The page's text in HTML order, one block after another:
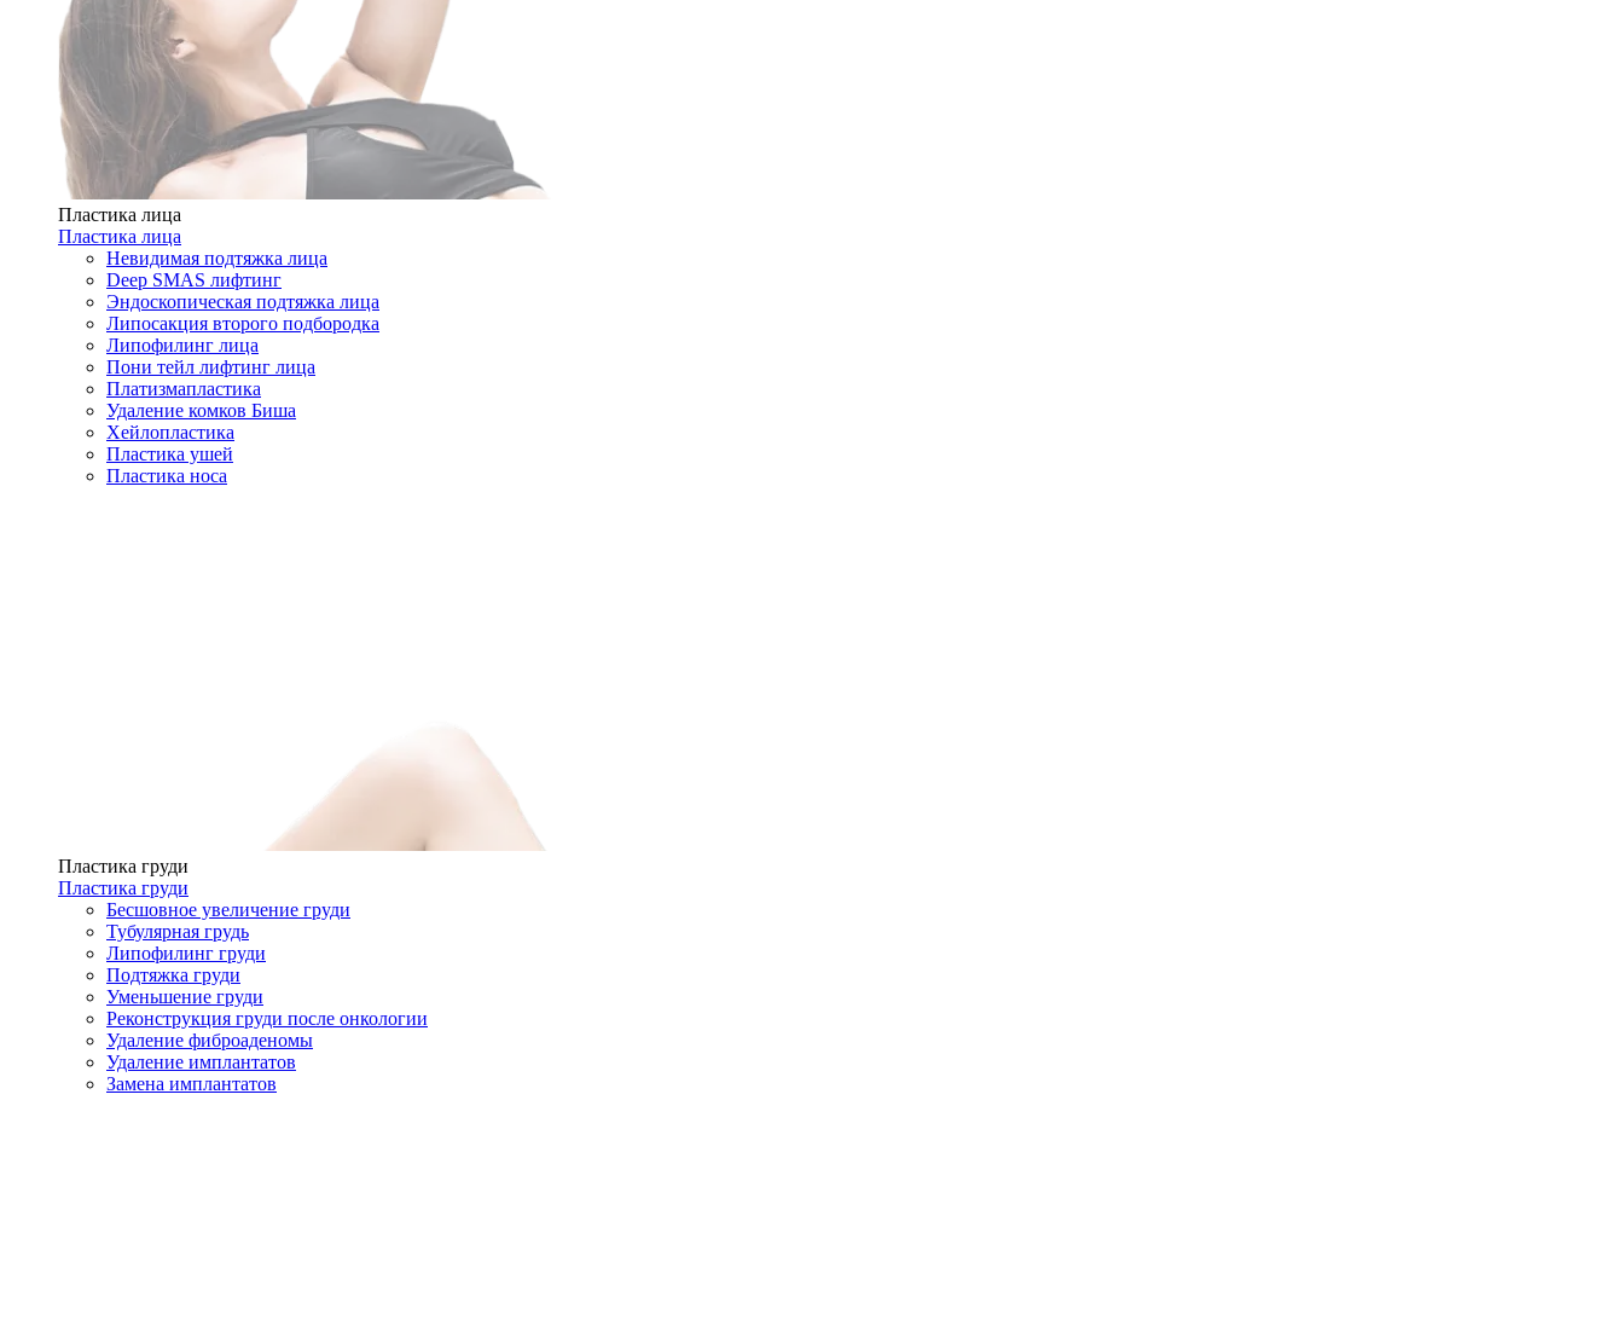
Пластика лица
Пластика лица
Невидимая подтяжка лица
Deep SMAS лифтинг
Эндоскопическая подтяжка лица
Липосакция второго подбородка
Липофилинг лица
Пони тейл лифтинг лица
Платизмапластика
Удаление комков Биша
Хейлопластика
Пластика ушей
Пластика носа
Пластика груди
Пластика груди
Бесшовное увеличение груди
Тубулярная грудь
Липофилинг груди
Подтяжка груди
Уменьшение груди
Реконструкция груди после онкологии
Удаление фиброаденомы
Удаление имплантатов
Замена имплантатов